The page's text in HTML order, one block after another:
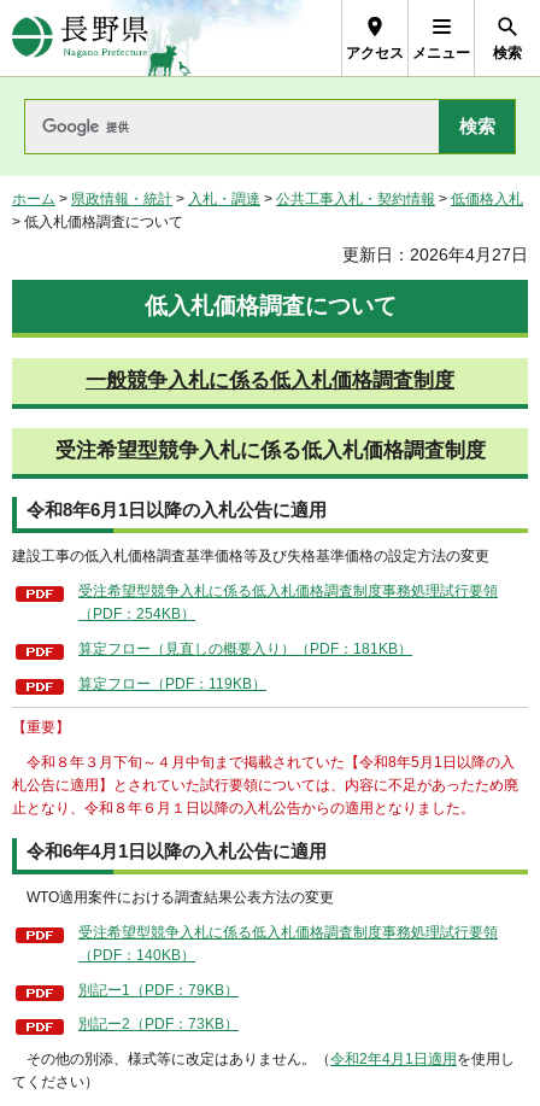
長野県Nagano Prefecture
アクセス メニュー 検索
ホーム > 県政情報・統計 > 入札・調達 > 公共工事入札・契約情報 > 低価格入札
> 低入札価格調査について
更新日：2026年4月27日
低入札価格調査について
一般競争入札に係る低入札価格調査制度
受注希望型競争入札に係る低入札価格調査制度
令和8年6月1日以降の入札公告に適用
建設工事の低入札価格調査基準価格等及び失格基準価格の設定方法の変更
受注希望型競争入札に係る低入札価格調査制度事務処理試行要領
（PDF：254KB）
算定フロー（見直しの概要入り）（PDF：181KB）
算定フロー（PDF：119KB）
【重要】
令和８年３月下旬～４月中旬まで掲載されていた【令和8年5月1日以降の入
札公告に適用】とされていた試行要領については、内容に不足があったため廃
止となり、令和８年６月１日以降の入札公告からの適用となりました。
令和6年4月1日以降の入札公告に適用
WTO適用案件における調査結果公表方法の変更
受注希望型競争入札に係る低入札価格調査制度事務処理試行要領
（PDF：140KB）
別記ー1（PDF：79KB）
別記ー2（PDF：73KB）
その他の別添、様式等に改定はありません。（令和2年4月1日適用 を使用し
てください）